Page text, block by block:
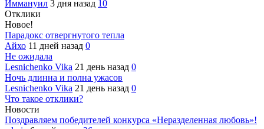
Иммануил 3 дня назад 10
Отклики
Новое!
Парадокс отвергнутого тепла
Айхо 11 дней назад 0
Не ожидала
Lesnichenko Vika 21 день назад 0
Ночь длинна и полна ужасов
Lesnichenko Vika 21 день назад 0
Что такое отклики?
Новости
Поздравляем победителей конкурса «Неразделенная любовь»!